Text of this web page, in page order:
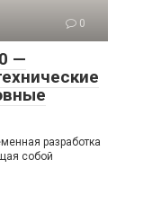
0
—
разработка
собой